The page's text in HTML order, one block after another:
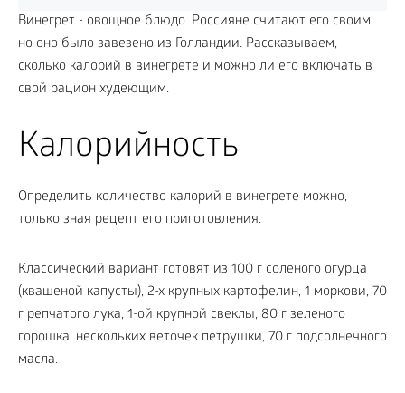
Винегрет - овощное блюдо. Россияне считают его своим,
но оно было завезено из Голландии. Рассказываем,
сколько калорий в винегрете и можно ли его включать в
свой рацион худеющим.
Калорийность
Определить количество калорий в винегрете можно,
только зная рецепт его приготовления.
Классический вариант готовят из 100 г соленого огурца
(квашеной капусты), 2-х крупных картофелин, 1 моркови, 70
г репчатого лука, 1-ой крупной свеклы, 80 г зеленого
горошка, нескольких веточек петрушки, 70 г подсолнечного
масла.